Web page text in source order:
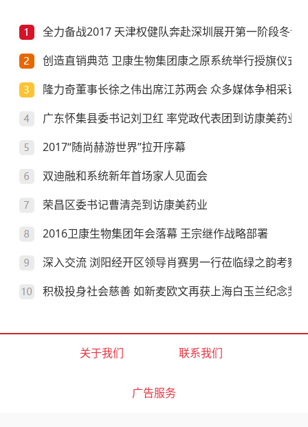
全力备战2017 天津权健队奔赴深圳展开第一阶段冬训
创造直销典范 卫康生物集团康之原系统举行授旗仪式
隆力奇董事长徐之伟出席江苏两会 众多媒体争相采访
广东怀集县委书记刘卫红 率党政代表团到访康美药业
2017“随尚赫游世界”拉开序幕
双迪融和系统新年首场家人见面会
荣昌区委书记曹清尧到访康美药业
2016卫康生物集团年会落幕 王宗继作战略部署
深入交流 浏阳经开区领导肖赛男一行莅临绿之韵考察
积极投身社会慈善 如新麦欧文再获上海白玉兰纪念奖
关于我们 联系我们
广告服务